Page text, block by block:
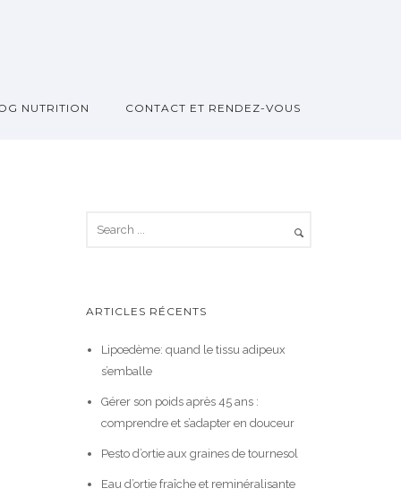
NUTRITION CONTACT ET RENDEZ-VOUS
ARTICLES RÉCENTS
Lipœdème: quand le tissu adipeux
s’emballe
Gérer son poids après 45 ans :
comprendre et s’adapter en douceur
Pesto d’ortie aux graines de tournesol
Eau d’ortie fraîche et reminéralisante